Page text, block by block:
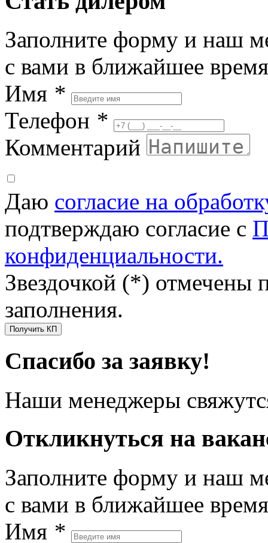
Заполните форму и наш
с вами в ближайшее время
Имя *
Телефон *
Комментарий
Даю согласие на
подтверждаю согласие с
конфиденциальности.
Звездочкой (*) отмечены
заполнения.
Получить КП
Спасибо за заявку!
Наши менеджеры
Откликнуться на
Заполните форму и наш
с вами в ближайшее время
Имя *